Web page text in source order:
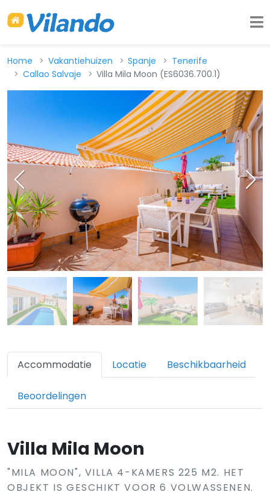
Home Vakantiehuizen Spanje
Tenerife
Callao Salvaje
Villa Mila Moon (ES6036.700.1)
Accommodatie Locatie Beschikbaarheid
Beoordelingen
Villa Mila Moon
"MILA MOON", VILLA 4-KAMERS 225 M2. HET
OBJEKT IS GESCHIKT VOOR 6 VOLWASSENEN.